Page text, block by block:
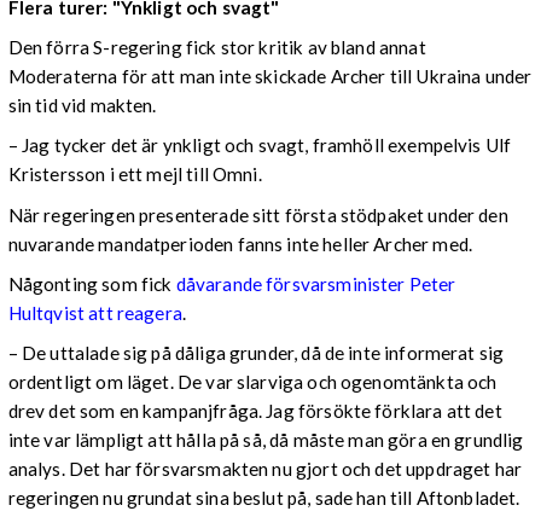
Flera turer: "Ynkligt och svagt"
Den förra S-regering fick stor kritik av bland annat
Moderaterna för att man inte skickade Archer till Ukraina under
sin tid vid makten.
– Jag tycker det är ynkligt och svagt, framhöll exempelvis Ulf
Kristersson i ett mejl till Omni.
När regeringen presenterade sitt första stödpaket under den
nuvarande mandatperioden fanns inte heller Archer med.
Någonting som fick dåvarande försvarsminister Peter
Hultqvist att reagera.
– De uttalade sig på dåliga grunder, då de inte informerat sig
ordentligt om läget. De var slarviga och ogenomtänkta och
drev det som en kampanjfråga. Jag försökte förklara att det
inte var lämpligt att hålla på så, då måste man göra en grundlig
analys. Det har försvarsmakten nu gjort och det uppdraget har
regeringen nu grundat sina beslut på, sade han till Aftonbladet.